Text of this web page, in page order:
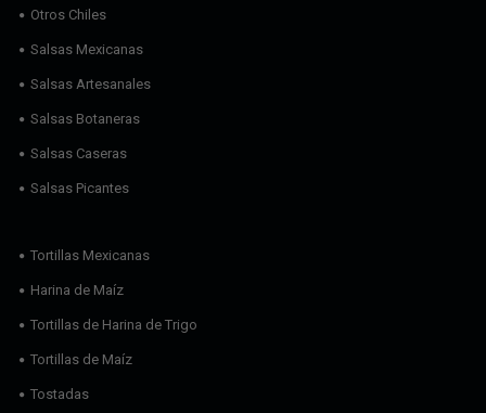
Otros Chiles
Salsas Mexicanas
Salsas Artesanales
Salsas Botaneras
Salsas Caseras
Salsas Picantes
Tortillas Mexicanas
Harina de Maíz
Tortillas de Harina de Trigo
Tortillas de Maíz
Tostadas